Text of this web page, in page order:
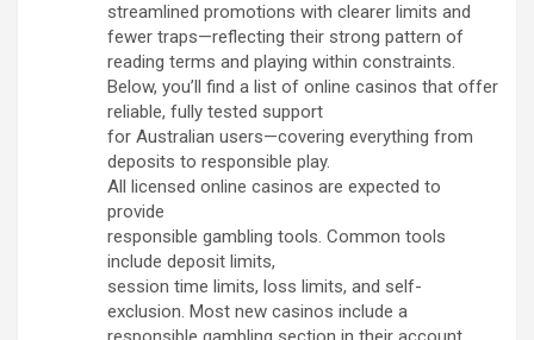
streamlined promotions with clearer limits and
fewer traps—reflecting their strong pattern of
reading terms and playing within constraints.
Below, you’ll find a list of online casinos that offer
reliable, fully tested support
for Australian users—covering everything from
deposits to responsible play.
All licensed online casinos are expected to
provide
responsible gambling tools. Common tools
include deposit limits,
session time limits, loss limits, and self-
exclusion. Most new casinos include a